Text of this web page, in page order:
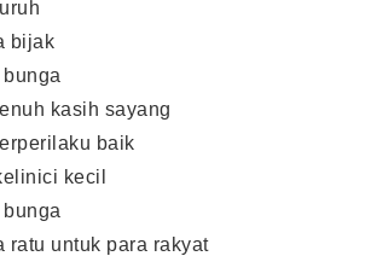
bijak
kasih sayang
baik
kecil
ratu untuk para rakyat